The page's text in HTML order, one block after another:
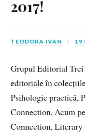
2017!
TEODORA IVAN 19
Grupul Editorial Trei
editoriale în
Psihologie practică,
Connection, Acum
Connection, Literary